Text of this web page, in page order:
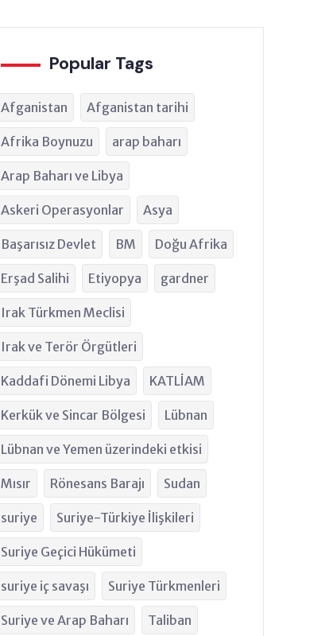
Popular Tags
Afganistan Afganistan tarihi
Afrika Boynuzu arap baharı
Arap Baharı ve Libya
Askeri Operasyonlar Asya
Başarısız Devlet BM Doğu Afrika
Erşad Salihi Etiyopya gardner
Irak Türkmen Meclisi
Irak ve Terör Örgütleri
Kaddafi Dönemi Libya KATLİAM
Kerkük ve Sincar Bölgesi Lübnan
Lübnan ve Yemen üzerindeki etkisi
Mısır Rönesans Barajı Sudan
suriye Suriye-Türkiye İlişkileri
Suriye Geçici Hükümeti
suriye iç savaşı Suriye Türkmenleri
Suriye ve Arap Baharı Taliban